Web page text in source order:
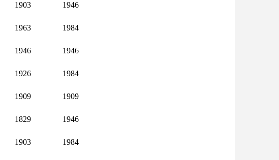
1903 1946
1963 1984
1946 1946
1926 1984
1909 1909
1829 1946
1903 1984